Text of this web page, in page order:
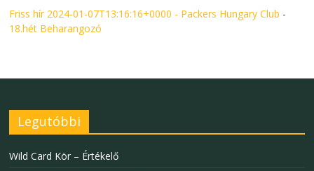
Friss hír 2024-01-07T13:16:16+0000 - Packers Hungary Club -
18.hét Beharangozó
Legutóbbi
Wild Card Kör – Értékelő